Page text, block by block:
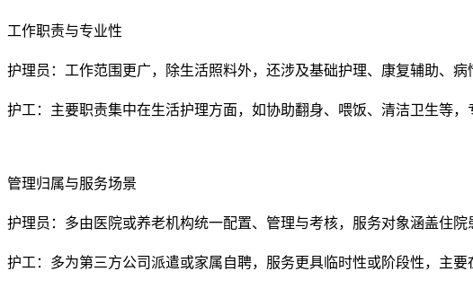
工作职责与专业性
护理员：工作范围更广，除生活照料外，还涉及基础护理、康复辅助、病
护工：主要职责集中在生活护理方面，如协助翻身、喂饭、清洁卫生等，
管理归属与服务场景
护理员：多由医院或养老机构统一配置、管理与考核，服务对象涵盖住院
护工：多为第三方公司派遣或家属自聘，服务更具临时性或阶段性，主要